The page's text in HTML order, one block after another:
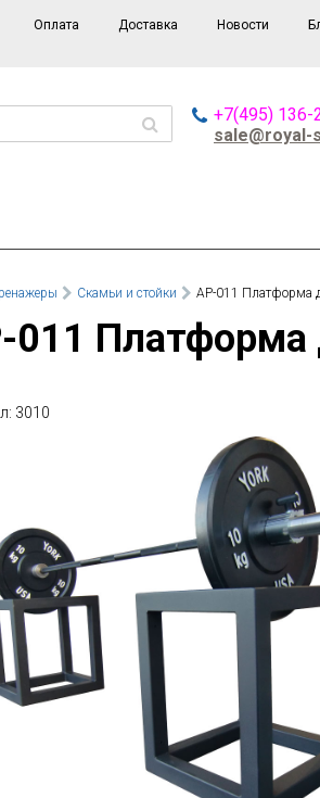
Оплата Доставка Новости
+7(495) 136-
sale@royal-
Скамьи и стойки AP-011 Платформа
011
3010